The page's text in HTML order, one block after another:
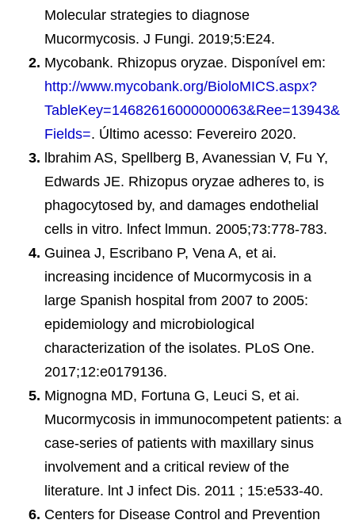
Molecular strategies to diagnose
Mucormycosis. J Fungi. 2019;5:E24.
Mycobank. Rhizopus oryzae. Disponível em:
http://www.mycobank.org/BioloMICS.aspx?
TableKey=14682616000000063&Ree=13943&
Fields=. Último acesso: Fevereiro 2020.
lbrahim AS, Spellberg B, Avanessian V, Fu Y,
Edwards JE. Rhizopus oryzae adheres to, is
phagocytosed by, and damages endothelial
cells in vitro. lnfect lmmun. 2005;73:778-783.
Guinea J, Escribano P, Vena A, et ai.
increasing incidence of Mucormycosis in a
large Spanish hospital from 2007 to 2005:
epidemiology and microbiological
characterization of the isolates. PLoS One.
2017;12:e0179136.
Mignogna MD, Fortuna G, Leuci S, et ai.
Mucormycosis in immunocompetent patients: a
case-series of patients with maxillary sinus
involvement and a critical review of the
literature. lnt J infect Dis. 2011 ; 15:e533-40.
Centers for Disease Control and Prevention